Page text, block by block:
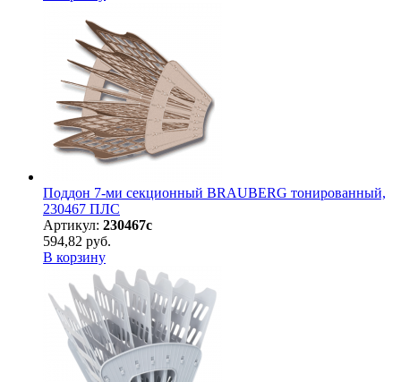
Поддон 7-ми секционный BRAUBERG тонированный,
230467 ПЛС
Артикул: 230467с
594,82 руб.
В корзину